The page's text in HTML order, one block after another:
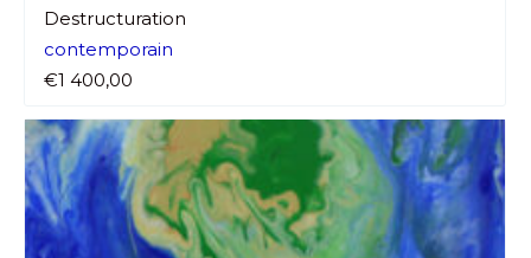
Destructuration
contemporain
€1 400,00